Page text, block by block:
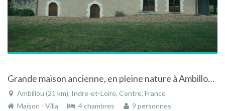
Grande maison ancienne, en pleine nature à Ambillou dans la région Centre
Ambillou (21 km), Indre-et-Loire, Centre, France
Maison - Villa
4 chambres 9 personnes